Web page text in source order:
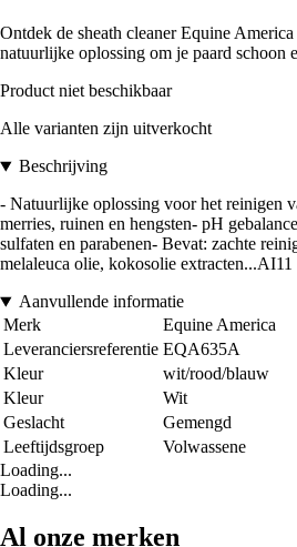
Ontdek de sheath cleaner Equine
natuurlijke oplossing om je paard schoon
Product niet beschikbaar
Alle varianten zijn uitverkocht
Beschrijving
- Natuurlijke oplossing voor het reinigen
merries, ruinen en hengsten- pH
sulfaten en parabenen- Bevat: zachte
melaleuca olie, kokosolie extracten...AI11
Aanvullende informatie
Merk
Equine America
Leveranciersreferentie EQA635A
Kleur
wit/rood/blauw
Kleur
Wit
Geslacht
Gemengd
Leeftijdsgroep
Volwassene
Loading...
Loading...
Al onze merken